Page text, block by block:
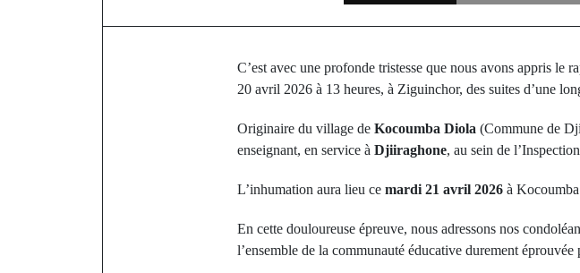
C’est avec une profonde tristesse que nous avons appris le
20 avril 2026 à 13 heures, à Ziguinchor, des suites d’une
Originaire du village de Kocoumba Diola (Commune de
enseignant, en service à Djiiraghone, au sein de
L’inhumation aura lieu ce mardi 21 avril 2026 à
En cette douloureuse épreuve, nous adressons nos
l’ensemble de la communauté éducative durement éprouvée